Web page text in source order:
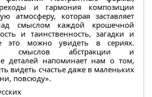
и гармония композиции
атмосферу, которая заставляет
смыслом каждой крошечной
и таинственность, загадки и
это можно увидеть в сериях.
смыслов абстракции и
деталей напоминает нам о том,
видеть счастье даже в маленьких
повсюду».